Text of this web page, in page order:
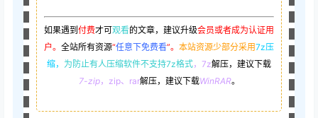
如果遇到 付费才可观看的文章，建议升级会员或者成为认证用
户。 全站所有资源“任意下免费看”。 本站资源少部分采用7z压
缩， 为防止有人压缩软件不支持7z格式，7z解压，建议下载
7-zip，zip、rar解压，建议下载WinRAR。